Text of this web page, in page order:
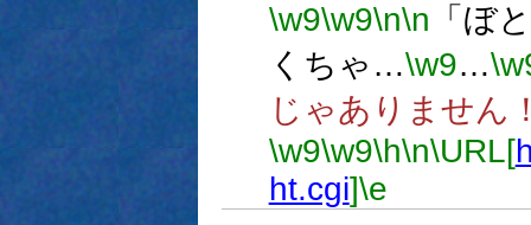
\w9\w9\n\n 「ぼ
くちゃ…\w9…
じゃありません
\w9\w9\h\n\URL[
ht.cgi]\e